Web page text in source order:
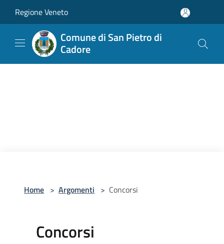
Regione Veneto
Comune di San Pietro di
Cadore
Home > Argomenti > Concorsi
Concorsi